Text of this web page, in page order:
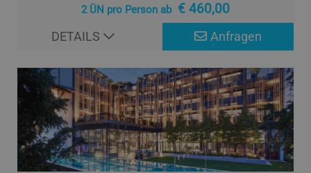
2 ÜN pro Person ab € 460,00
Anfragen
DETAILS